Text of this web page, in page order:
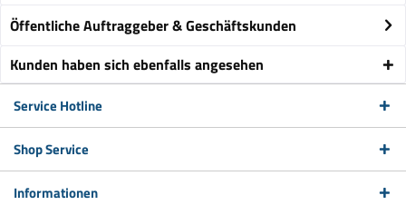
Öffentliche Auftraggeber & Geschäftskunden
Kunden haben sich ebenfalls angesehen
Service Hotline
Shop Service
Informationen